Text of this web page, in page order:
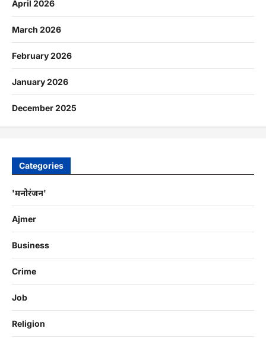
April 2026
March 2026
February 2026
January 2026
December 2025
Categories
'मनोरंजन'
Ajmer
Business
Crime
Job
Religion